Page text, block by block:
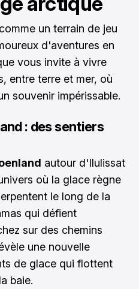
un terrain de jeu
d'aventures en
vous invite à vivre
entre terre et mer, où
souvenir impérissable.
: des sentiers
autour d'Ilulissat
où la glace règne
le long de la
qui défient
sur des chemins
une nouvelle
de glace qui flottent
baie.